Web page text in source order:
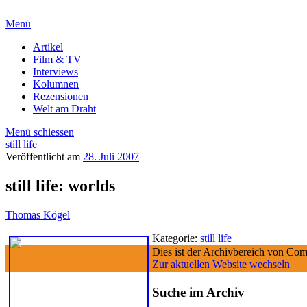
Menü
Artikel
Film & TV
Interviews
Kolumnen
Rezensionen
Welt am Draht
Menü schiessen
still life
Veröffentlicht am 28. Juli 2007
still life: worlds
Thomas Kögel
Kategorie: still life
Dies ist der Archivbereich von
Zur aktuellen Website wechseln
Suche im Archiv